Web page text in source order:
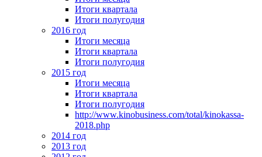
Итоги квартала
Итоги полугодия
2016 год
Итоги месяца
Итоги квартала
Итоги полугодия
2015 год
Итоги месяца
Итоги квартала
Итоги полугодия
http://www.kinobusiness.com/total/kinokassa-
2018.php
2014 год
2013 год